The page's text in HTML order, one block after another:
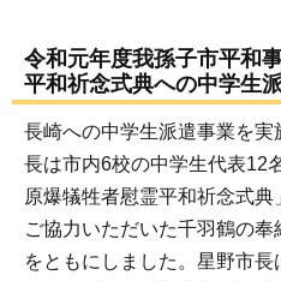
令和元年度我孫子市平和
平和祈念式典への中学生
長崎への中学生派遣事業を
長は市内6校の中学生代表12
原爆犠牲者慰霊平和祈念式
ご協力いただいた千羽鶴の
をともにしました。星野市